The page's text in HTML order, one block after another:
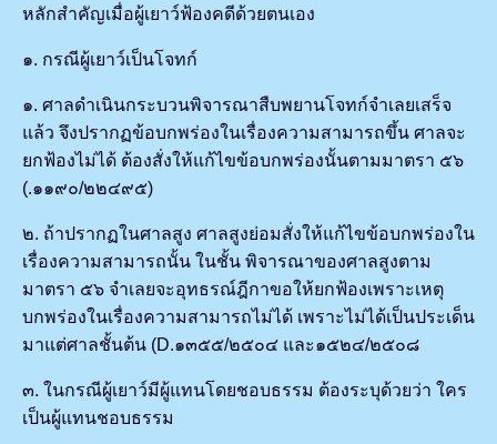
หลักสำคัญเมื่อผู้เยาว์ฟ้องคดีด้วยตนเอง
๑. กรณีผู้เยาว์เป็นโจทก์
๑. ศาลดำเนินกระบวนพิจารณาสืบพยานโจทก์จำเลยเสร็จ
แล้ว จึงปรากฏข้อบกพร่องในเรื่องความสามารถขึ้น ศาลจะ
ยกฟ้องไม่ได้ ต้องสั่งให้แก้ไขข้อบกพร่องนั้นตามมาตรา ๕๖
(.๑๑๙๐/๒๒๔๙๕)
๒. ถ้าปรากฏในศาลสูง ศาลสูงย่อมสั่งให้แก้ไขข้อบกพร่องใน
เรื่องความสามารถนั้น ในชั้น พิจารณาของศาลสูงตาม
มาตรา ๕๖ จำเลยจะอุทธรณ์ฎีกาขอให้ยกฟ้องเพราะเหตุ
บกพร่องในเรื่องความสามารถไม่ได้ เพราะไม่ได้เป็นประเด็น
มาแต่ศาลชั้นต้น (D.๑๓๕๕/๒๕๐๔ และ๑๕๒๔/๒๕๐๘
๓. ในกรณีผู้เยาว์มีผู้แทนโดยชอบธรรม ต้องระบุด้วยว่า ใคร
เป็นผู้แทนชอบธรรม